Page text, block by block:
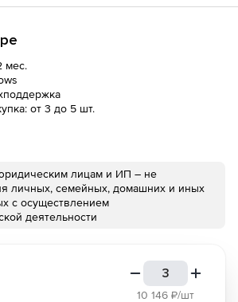
мес.
от 3 до 5 шт.
лицам и ИП – не
личных, семейных, домашних и иных
с осуществлением
деятельности
10 146 ₽/шт